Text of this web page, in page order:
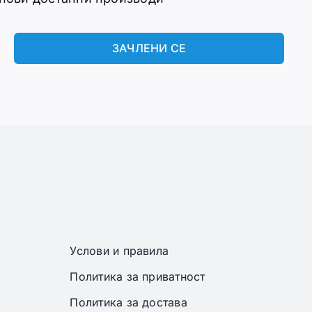
ЗАЧЛЕНИ СЕ
Услови и правила
Политика за приватност
Политика за достава